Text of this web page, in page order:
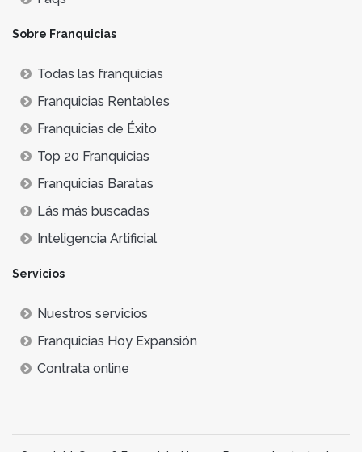
Sobre Franquicias
Todas las franquicias
Franquicias Rentables
Franquicias de Éxito
Top 20 Franquicias
Franquicias Baratas
Lás más buscadas
Inteligencia Artificial
Servicios
Nuestros servicios
Franquicias Hoy Expansión
Contrata online